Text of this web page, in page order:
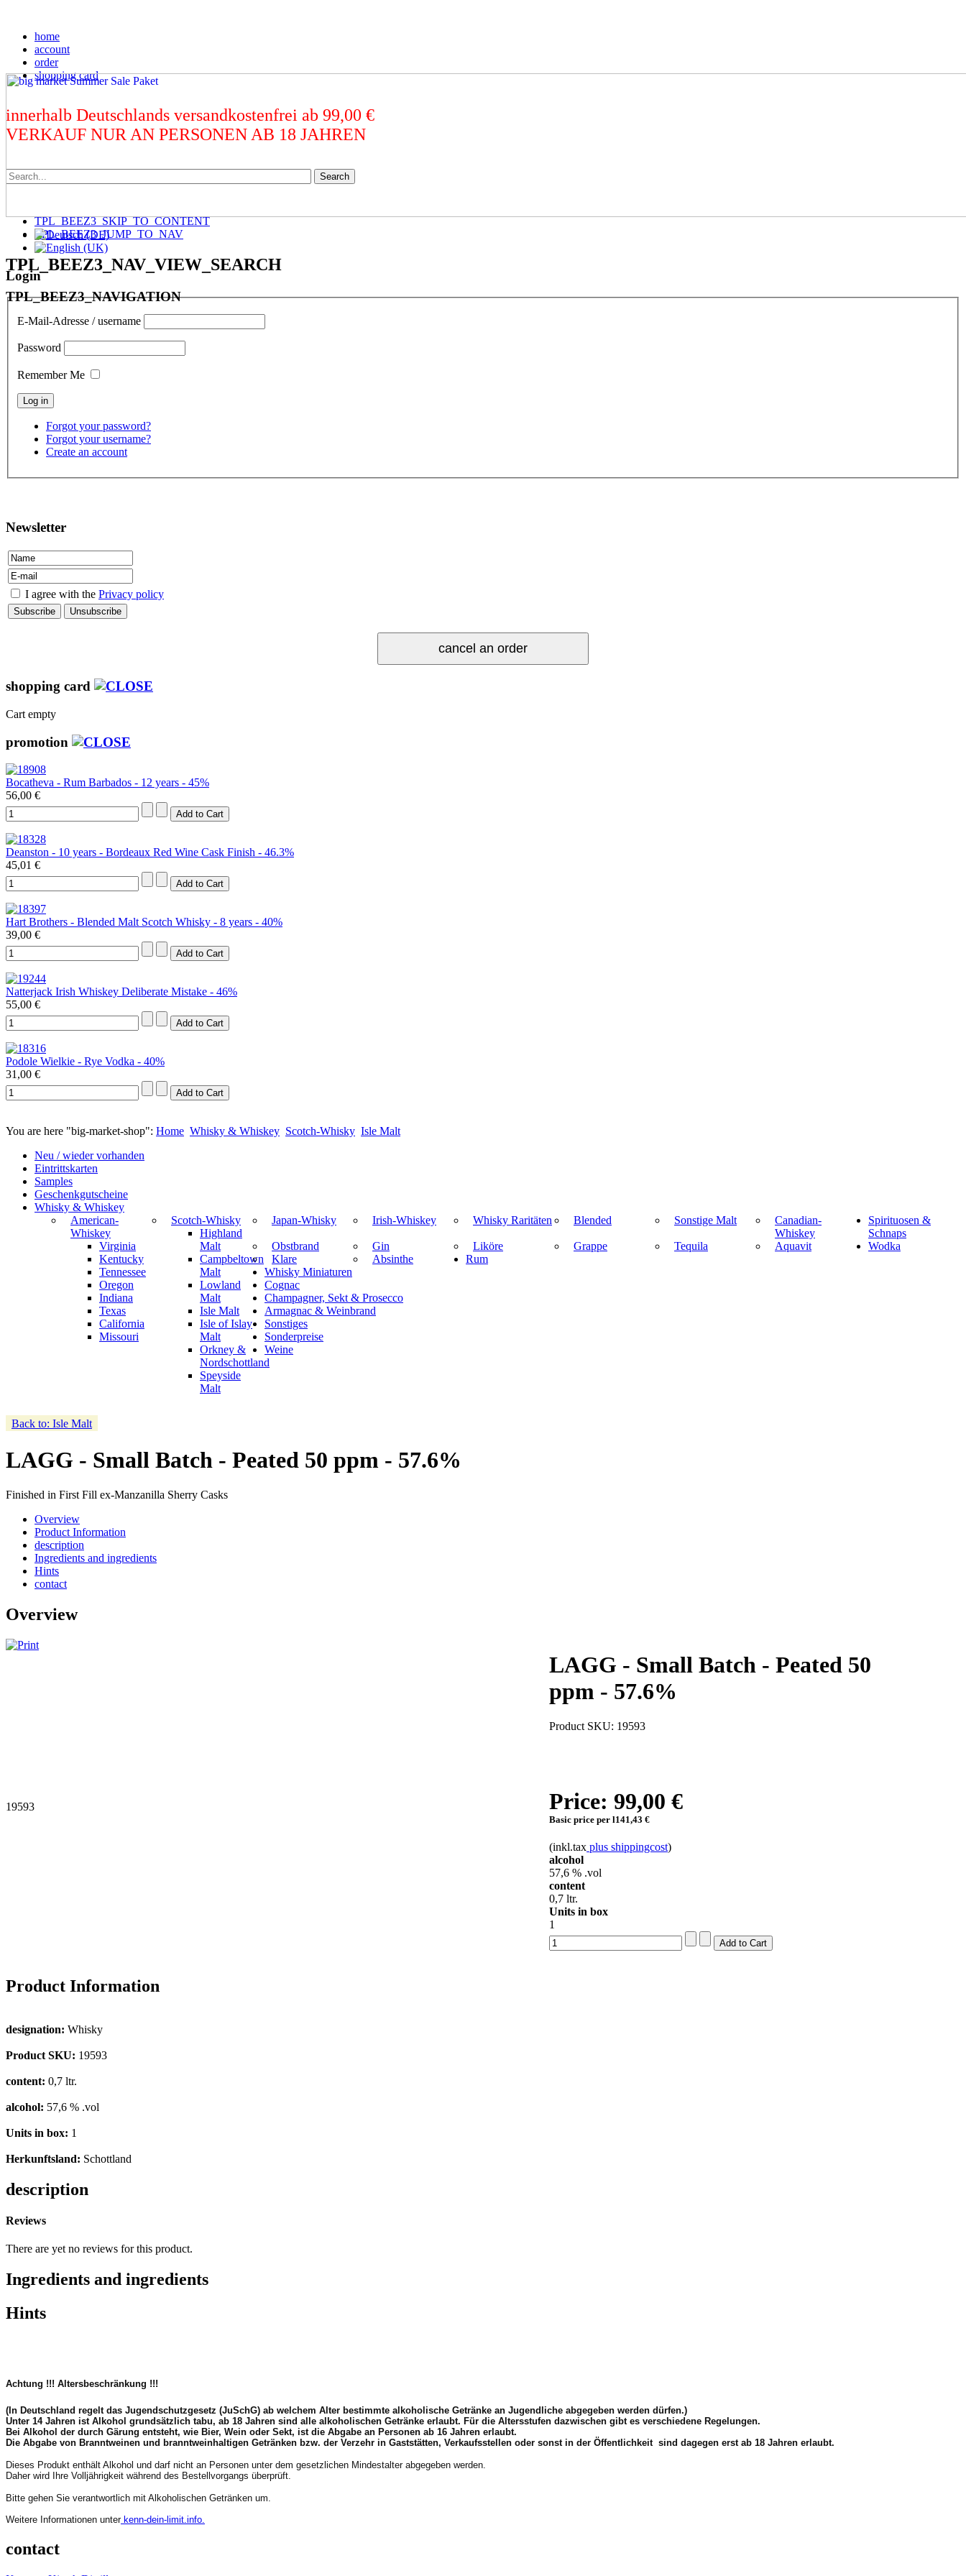
home
account
order
shopping card
innerhalb Deutschlands versandkostenfrei ab 99,00 €
VERKAUF NUR AN PERSONEN AB 18 JAHREN
Search
TPL_BEEZ3_SKIP_TO_CONTENT
TPL_BEEZ3_JUMP_TO_NAV
TPL_BEEZ3_NAV_VIEW_SEARCH
TPL_BEEZ3_NAVIGATION
Login
E-Mail-Adresse / username
Password
Remember Me
Forgot your password?
Forgot your username?
Create an account
Newsletter
I agree with the Privacy policy
shopping card
Cart empty
promotion
Bocatheva - Rum Barbados - 12 years - 45%
56,00 €
Deanston - 10 years - Bordeaux Red Wine Cask Finish - 46.3%
45,01 €
Hart Brothers - Blended Malt Scotch Whisky - 8 years - 40%
39,00 €
Natterjack Irish Whiskey Deliberate Mistake - 46%
55,00 €
Podole Wielkie - Rye Vodka - 40%
31,00 €
You are here "big-market-shop": Home Whisky & Whiskey Scotch-Whisky Isle Malt
Neu / wieder vorhanden
Eintrittskarten
Samples
Geschenkgutscheine
Whisky & Whiskey
American-
Whiskey
Virginia
Kentucky
Tennessee
Oregon
Indiana
Texas
California
Missouri
Scotch-Whisky
Highland
Malt
Campbeltown
Malt
Lowland
Malt
Isle Malt
Isle of Islay
Malt
Orkney &
Nordschottland
Speyside
Malt
Japan-Whisky Irish-Whiskey Whisky Raritäten Blended Sonstige Malt
Canadian-
Whiskey
Spirituosen &
Schnaps
Obstbrand
Gin Liköre Grappe Tequila
Aquavit
Klare
Absinthe
Wodka
Rum
Whisky Miniaturen
Cognac
Champagner, Sekt & Prosecco
Armagnac & Weinbrand
Sonstiges
Sonderpreise
Weine
Back to: Isle Malt
LAGG - Small Batch - Peated 50 ppm - 57.6%
Finished in First Fill ex-Manzanilla Sherry Casks
Overview
Product Information
description
Ingredients and ingredients
Hints
contact
Overview
19593
LAGG - Small Batch - Peated 50
ppm - 57.6%
Product SKU: 19593
Price: 99,00 €
Basic price per l141,43 €
(inkl.tax plus shippingcost)
alcohol
57,6 % .vol
content
0,7 ltr.
Units in box
1
Product Information
designation: Whisky
Product SKU: 19593
content: 0,7 ltr.
alcohol: 57,6 % .vol
Units in box: 1
Herkunftsland: Schottland
description
Reviews
There are yet no reviews for this product.
Ingredients and ingredients
Hints
Achtung !!! Altersbeschränkung !!!
(In Deutschland regelt das Jugendschutzgesetz (JuSchG) ab welchem Alter bestimmte alkoholische Getränke an Jugendliche abgegeben werden dürfen.)
Unter 14 Jahren ist Alkohol grundsätzlich tabu, ab 18 Jahren sind alle alkoholischen Getränke erlaubt. Für die Altersstufen dazwischen gibt es verschiedene Regelungen.
Bei Alkohol der durch Gärung entsteht, wie Bier, Wein oder Sekt, ist die Abgabe an Personen ab 16 Jahren erlaubt.
Die Abgabe von Branntweinen und branntweinhaltigen Getränken bzw. der Verzehr in Gaststätten, Verkaufsstellen oder sonst in der Öffentlichkeit sind dagegen erst ab 18 Jahren erlaubt.
Dieses Produkt enthält Alkohol und darf nicht an Personen unter dem gesetzlichen Mindestalter abgegeben werden.
Daher wird Ihre Volljährigkeit während des Bestellvorgangs überprüft.
Bitte gehen Sie verantwortlich mit Alkoholischen Getränken um.
Weitere Informationen unterkenn-dein-limit.info.
contact